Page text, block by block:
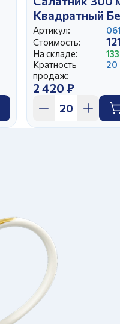
Квадратный
Артикул:
Стоимость:
На складе:
Кратность
продаж:
20
2 420 ₽